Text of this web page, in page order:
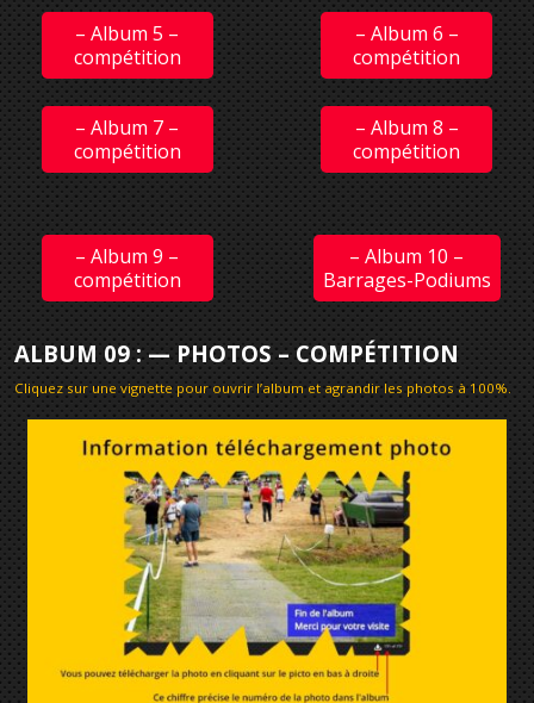
– Album 5 –
compétition
– Album 6 –
compétition
– Album 7 –
compétition
– Album 8 –
compétition
– Album 9 –
compétition
– Album 10 –
Barrages-Podiums
ALBUM 09 : — PHOTOS – COMPÉTITION
Cliquez sur une vignette pour ouvrir l’album et agrandir les photos à 100%.